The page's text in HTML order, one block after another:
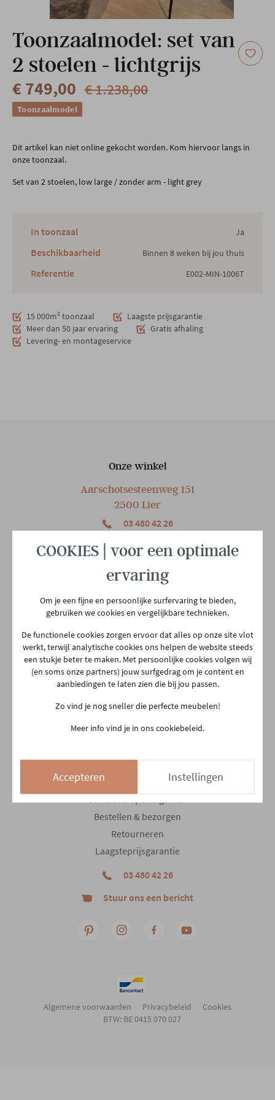
Onze locatie
Toonzaalmodel: set van
2 stoelen - lichtgrijs
€ 749,00 € 1.238,00
Toonzaalmodel
Dit artikel kan niet online gekocht worden. Kom hiervoor langs in
onze toonzaal.
Set van 2 stoelen, low large / zonder arm - light grey
In toonzaal Ja
Beschikbaarheid Binnen 8 weken bij jou thuis
Referentie E002-MIN-1006T
15 000m² toonzaal
Laagste prijsgarantie
Meer dan 50 jaar ervaring
Gratis afhaling
Levering- en montageservice
Onze winkel
Aarschotsesteenweg 151
2500 Lier
03 480 42 26
Ma
10:00 - 18:30
10:00 - 18:30
Woe
10:00 - 18:30
Vr
10:00 - 18:30
Za
10:00 - 18:00
Zo
13:30 - 18:00
14/08 en 15/08 Gesloten
Klantenservice
Bestellen & bezorgen
Retourneren
Laagsteprijsgarantie
03 480 42 26
Stuur ons een bericht
Algemene voorwaarden Privacybeleid
Cookies
BTW: BE 0415 070 027
COOKIES | voor een optimale
ervaring
Om je een fijne en persoonlijke surfervaring te bieden,
gebruiken we cookies en vergelijkbare technieken.
De functionele cookies zorgen ervoor dat alles op onze site vlot
werkt, terwijl analytische cookies ons helpen de website steeds
een stukje beter te maken. Met persoonlijke cookies volgen wij
(en soms onze partners) jouw surfgedrag om je content en
aanbiedingen te laten zien die bij jou passen.
Zo vind je nog sneller die perfecte meubelen!
Meer info vind je in ons cookiebeleid.
Accepteren Instellingen